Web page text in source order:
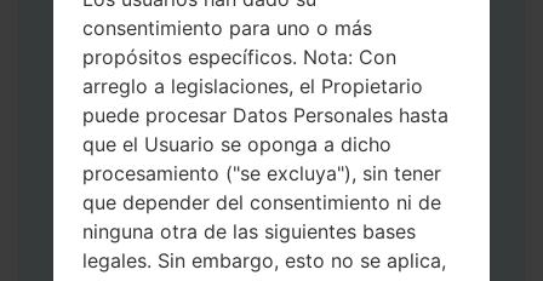
tecla de Encendido, el botón de Bajar
volumen y la tecla de Inicio.
Conecte un cable USB, luego
mantenga presionados el botón de Bixby
y la tecla de Bajar volumen.
Presione y mantenga presionados la
tecla de Encendido y el botón de Subir
volumen.
Luego, conecte su dispositivo a PC, Odin
consentimiento para uno o más
propósitos específicos. Nota: Con
arreglo a legislaciones, el Propietario
puede procesar Datos Personales hasta
que el Usuario se oponga a dicho
procesamiento ("se excluya"), sin tener
que depender del consentimiento ni de
ninguna otra de las siguientes bases
legales. Sin embargo, esto no se aplica,